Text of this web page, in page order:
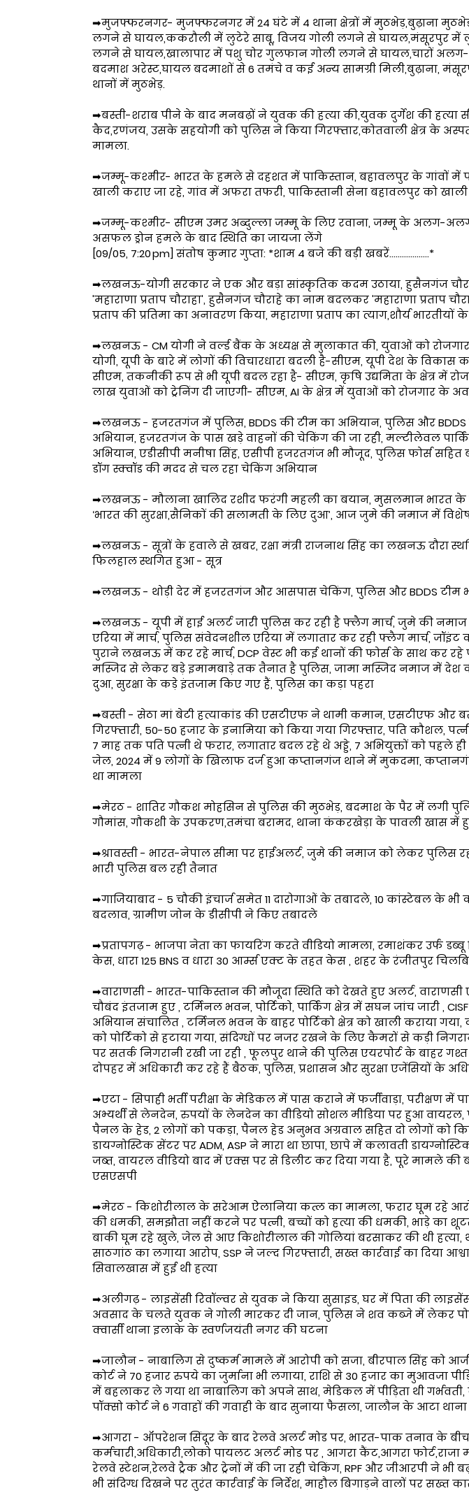
➡मुजफ्फरनगर- मुजफ्फरनगर में 24 घंटे में 4 थाना क्षेत्रों में मुठभेड़,बुढ़ाना
लगने से घायल,ककरौली में लुटेरे साबू, विजय गोली लगने से घायल,मंसूरपुर में
लगने से घायल,खालापार में पशु चोर गुलफान गोली लगने से घायल,चारों
बदमाश अरेस्ट,घायल बदमाशों से 6 तमंचे व कई अन्य सामग्री मिली,बुढ़ाना,
थानों में मुठभेड़.
➡बस्ती-शराब पीने के बाद मनबढ़ों ने युवक की हत्या की,युवक दुर्गेश की हत्या
कैद,रणंजय, उसके सहयोगी को पुलिस ने किया गिरफ्तार,कोतवाली क्षेत्र के
मामला.
➡जम्मू-कश्मीर- भारत के हमले से दहशत में पाकिस्तान, बहावलपुर के गांवों में
खाली कराए जा रहे, गांव में अफरा तफरी, पाकिस्तानी सेना बहावलपुर को खाली
➡जम्मू-कश्मीर- सीएम उमर अब्दुल्ला जम्मू के लिए रवाना, जम्मू के अलग-
असफल ड्रोन हमले के बाद स्थिति का जायजा लेंगे
[09/05, 7:20 pm] संतोष कुमार गुप्ता: *शाम 4 बजे की बड़ी खबरें...................*
➡लखनऊ-योगी सरकार ने एक और बड़ा सांस्कृतिक कदम उठाया, हुसैनगंज
'महाराणा प्रताप चौराहा', हुसैनगंज चौराहे का नाम बदलकर 'महाराणा प्रताप
प्रताप की प्रतिमा का अनावरण किया, महाराणा प्रताप का त्याग,शौर्य भारतीयों
➡लखनऊ - CM योगी ने वर्ल्ड बैंक के अध्यक्ष से मुलाकात की, युवाओं को
योगी, यूपी के बारे में लोगों की विचारधारा बदली है-सीएम, यूपी देश के विकास
सीएम, तकनीकी रूप से भी यूपी बदल रहा है- सीएम, कृषि उद्यमिता के क्षेत्र में
लाख युवाओं को ट्रेनिंग दी जाएगी- सीएम, AI के क्षेत्र में युवाओं को रोजगार के
➡लखनऊ - हजरतगंज में पुलिस, BDDS की टीम का अभियान, पुलिस और
अभियान, हजरतगंज के पास खड़े वाहनों की चेकिंग की जा रही, मल्टीलेवल
अभियान, एडीसीपी मनीषा सिंह, एसीपी हजरतगंज भी मौजूद, पुलिस फोर्स सहित
डॉग स्क्वॉड की मदद से चल रहा चेकिंग अभियान
➡लखनऊ - मौलाना खालिद रशीद फरंगी महली का बयान, मुसलमान भारत के
‘भारत की सुरक्षा,सैनिकों की सलामती के लिए दुआ’, आज जुमे की नमाज में
➡लखनऊ - सूत्रों के हवाले से खबर, रक्षा मंत्री राजनाथ सिंह का लखनऊ दौरा
फिलहाल स्थगित हुआ - सूत्र
➡लखनऊ - थोड़ी देर में हजरतगंज और आसपास चेकिंग, पुलिस और BDDS टीम
➡लखनऊ - यूपी में हाई अलर्ट जारी पुलिस कर रही है फ्लैग मार्च, जुमे की
एरिया में मार्च, पुलिस संवेदनशील एरिया में लगातार कर रही फ्लैग मार्च,
पुराने लखनऊ में कर रहे मार्च, DCP वेस्ट भी कई थानों की फोर्स के साथ कर रहे
मस्जिद से लेकर बड़े इमामबाड़े तक तैनात है पुलिस, जामा मस्जिद नमाज में देश
दुआ, सुरक्षा के कड़े इंतजाम किए गए हैं, पुलिस का कड़ा पहरा
➡बस्ती - सेठा मां बेटी हत्याकांड की एसटीएफ ने थामी कमान, एसटीएफ और
गिरफ्तारी, 50-50 हजार के इनामिया को किया गया गिरफ्तार, पति कौशल,
7 माह तक पति पत्नी थे फरार, लगातार बदल रहे थे अड्डे, 7 अभियुक्तों को पहले
जेल, 2024 में 9 लोगों के खिलाफ दर्ज हुआ कप्तानगंज थाने में मुकदमा, कप्तानगंज
था मामला
➡मेरठ - शातिर गौकश मोहसिन से पुलिस की मुठभेड़, बदमाश के पैर में लगी
गौमांस, गौकशी के उपकरण,तमंचा बरामद, थाना कंकरखेड़ा के पावली खास में
➡श्रावस्ती - भारत-नेपाल सीमा पर हाईअलर्ट, जुमे की नमाज को लेकर पुलिस
भारी पुलिस बल रही तैनात
➡गाजियाबाद - 5 चौकी इंचार्ज समेत 11 दारोगाओं के तबादले, 10 कांस्टेबल के भी
बदलाव, ग्रामीण जोन के डीसीपी ने किए तबादले
➡प्रतापगढ़ - भाजपा नेता का फायरिंग करते वीडियो मामला, रमाशंकर उर्फ
केस, धारा 125 BNS व धारा 30 आर्म्स एक्ट के तहत केस , शहर के रंजीतपुर
➡वाराणसी - भारत-पाकिस्तान की मौजूदा स्थिति को देखते हुए अलर्ट, वाराणसी
चौबंद इंतजाम हुए , टर्मिनल भवन, पोर्टिको, पार्किंग क्षेत्र में सघन जांच जारी ,
अभियान संचालित , टर्मिनल भवन के बाहर पोर्टिको क्षेत्र को खाली कराया
को पोर्टिको से हटाया गया, संदिग्धों पर नजर रखने के लिए कैमरों से कड़ी
पर सतर्क निगरानी रखी जा रही , फूलपुर थाने की पुलिस एयरपोर्ट के बाहर
दोपहर में अधिकारी कर रहे हैं बैठक, पुलिस, प्रशासन और सुरक्षा एजेंसियों के
➡एटा - सिपाही भर्ती परीक्षा के मेडिकल में पास कराने में फर्जीवाड़ा, परीक्षण
अभ्यर्थी से लेनदेन, रुपयों के लेनदेन का वीडियो सोशल मीडिया पर हुआ
पैनल के हेड, 2 लोगों को पकड़ा, पैनल हेड अनुभव अग्रवाल सहित दो लोगों को
डायग्नोस्टिक सेंटर पर ADM, ASP ने मारा था छापा, छापे में कलावती
जब्त, वायरल वीडियो बाद में एक्स पर से डिलीट कर दिया गया है, पूरे मामले की
एसएसपी
➡मेरठ - किशोरीलाल के सरेआम ऐलानिया कत्ल का मामला, फरार घूम रहे
की धमकी, समझौता नहीं करने पर पत्नी, बच्चों को हत्या की धमकी, भाड़े का
बाकी घूम रहे खुले, जेल से आए किशोरीलाल की गोलियां बरसाकर की थी हत्या,
साठगांठ का लगाया आरोप, SSP ने जल्द गिरफ्तारी, सख्त कार्रवाई का दिया
सिवालखास में हुई थी हत्या
➡अलीगढ़ - लाइसेंसी रिवॉल्वर से युवक ने किया सुसाइड, घर में पिता की
अवसाद के चलते युवक ने गोली मारकर दी जान, पुलिस ने शव कब्जे में लेकर
क्वार्सी थाना इलाके के स्वर्णजयंती नगर की घटना
➡जालौन - नाबालिग से दुष्कर्म मामले में आरोपी को सजा, बीरपाल सिंह को
कोर्ट ने 70 हजार रुपये का जुर्माना भी लगाया, राशि से 30 हजार का मुआवजा
में बहलाकर ले गया था नाबालिग को अपने साथ, मेडिकल में पीड़िता थी गर्भवती,
पॉक्सो कोर्ट ने 6 गवाहों की गवाही के बाद सुनाया फैसला, जालौन के आटा थाना
➡आगरा - ऑपरेशन सिंदूर के बाद रेलवे अलर्ट मोड पर, भारत-पाक तनाव के
कर्मचारी,अधिकारी,लोको पायलट अलर्ट मोड पर , आगरा कैंट,आगरा फोर्ट,राजा
रेलवे स्टेशन,रेलवे ट्रैक और ट्रेनों में की जा रही चेकिंग, RPF और जीआरपी ने भी
भी संदिग्ध दिखने पर तुरंत कार्रवाई के निर्देश, माहौल बिगाड़ने वालों पर सख्त